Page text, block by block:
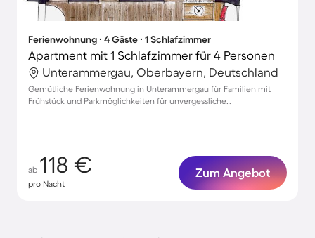
Ferienwohnung ∙ 4 Gäste ∙ 1 Schlafzimmer
Apartment mit 1 Schlafzimmer für 4 Personen
Unterammergau, Oberbayern, Deutschland
Gemütliche Ferienwohnung in Unterammergau für Familien mit
Frühstück und Parkmöglichkeiten für unvergessliche
ab 118 €
pro Nacht
Zum Angebot